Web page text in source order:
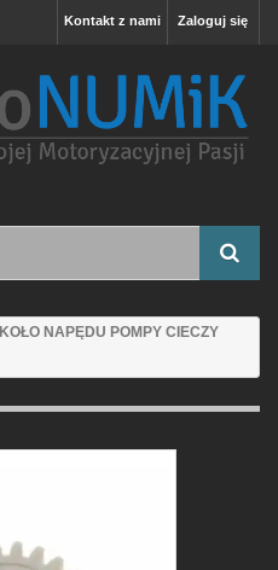
Zaloguj się
Kontakt z nami
KOŁO NAPĘDU POMPY CIECZY